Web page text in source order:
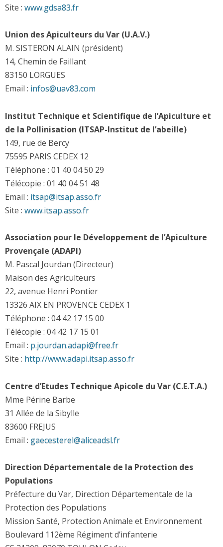
Site : www.gdsa83.fr
Union des Apiculteurs du Var (U.A.V.)
M. SISTERON ALAIN (président)
14, Chemin de Faillant
83150 LORGUES
Email : infos@uav83.com
Institut Technique et Scientifique de l’Apiculture et
de la Pollinisation (ITSAP-Institut de l’abeille)
149, rue de Bercy
75595 PARIS CEDEX 12
Téléphone : 01 40 04 50 29
Télécopie : 01 40 04 51 48
Email : itsap@itsap.asso.fr
Site : www.itsap.asso.fr
Association pour le Développement de l’Apiculture
Provençale (ADAPI)
M. Pascal Jourdan (Directeur)
Maison des Agriculteurs
22, avenue Henri Pontier
13326 AIX EN PROVENCE CEDEX 1
Téléphone : 04 42 17 15 00
Télécopie : 04 42 17 15 01
Email : p.jourdan.adapi@free.fr
Site : http://www.adapi.itsap.asso.fr
Centre d’Etudes Technique Apicole du Var (C.E.T.A.)
Mme Périne Barbe
31 Allée de la Sibylle
83600 FREJUS
Email : gaecesterel@aliceadsl.fr
Direction Départementale de la Protection des
Populations
Préfecture du Var, Direction Départementale de la
Protection des Populations
Mission Santé, Protection Animale et Environnement
Boulevard 112ème Régiment d’infanterie